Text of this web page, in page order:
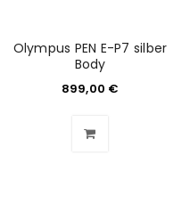
Passworts wird an
Olympus PEN E-P7 silber
Body
899,00 €